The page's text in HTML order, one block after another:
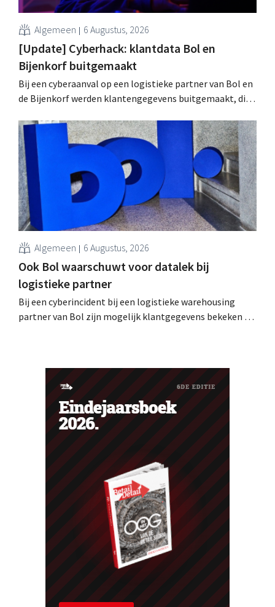
Algemeen 6 Augustus, 2026
[Update] Cyberhack: klantdata Bol en
Bijenkorf buitgemaakt
Bij een cyberaanval op een logistieke partner van Bol en
de Bijenkorf werden klantengegevens buitgemaakt, die
De retailers roepen klanten op alert te zijn voor
phishing.
Algemeen 6 Augustus, 2026
Ook Bol waarschuwt voor datalek bij
logistieke partner
Bij een cyberincident bij een logistieke warehousing
partner van Bol zijn mogelijk klantgegevens bekeken of